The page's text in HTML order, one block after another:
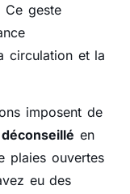
Ce geste
circulation et la
imposent de
en
plaies ouvertes
eu des